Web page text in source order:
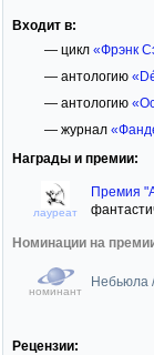
Входит в:
— цикл «Фрэнк
— антологию
— антологию
— журнал
Награды и премии:
лауреат
Премия
Номинации на
номинант
Небьюла
Рецензии: